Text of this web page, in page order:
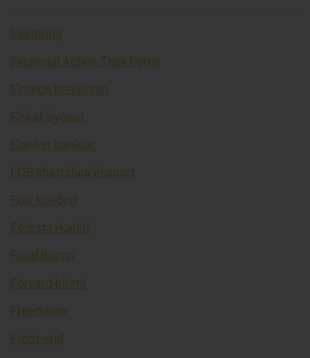
Faktoring
Financial Action Task Force
Fintech kreditlash
Fiskal siyosat
Flanker banklar
FOB shartidagi eksport
Foiz koridori
Foiz stavkalari
Fond bozori
Forvard bitimi
Freemium
Front-end